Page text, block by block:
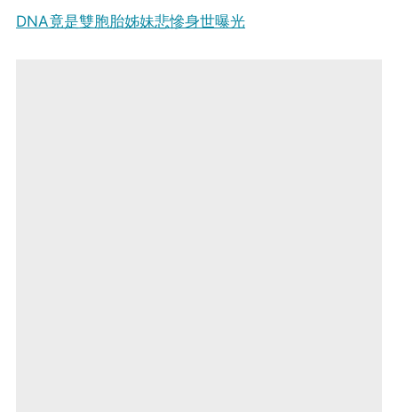
DNA竟是雙胞胎姊妹悲慘身世曝光